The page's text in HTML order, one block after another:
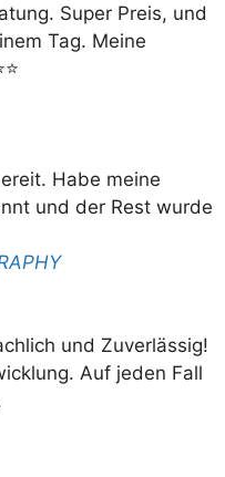
Super Preis, und
Tag. Meine
Habe meine
und der Rest wurde
und Zuverlässig!
Auf jeden Fall